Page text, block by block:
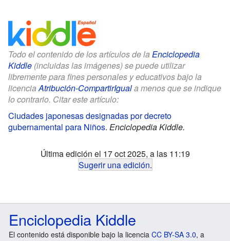
Todo el contenido de los artículos de la Enciclopedia
Kiddle (incluidas las imágenes) se puede utilizar
libremente para fines personales y educativos bajo la
licenciaAtribución-CompartirIguala menos que se indique
lo contrario. Citar este artículo:
Ciudades japonesas designadas por decreto
gubernamental para Niños. Enciclopedia Kiddle.
Última edición el 17 oct 2025, a las 11:19
Sugerir una edición.
Enciclopedia Kiddle
El contenido está disponible bajo la licencia CC BY-SA 3.0, a